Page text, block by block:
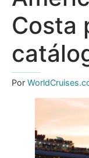
Costa
Por